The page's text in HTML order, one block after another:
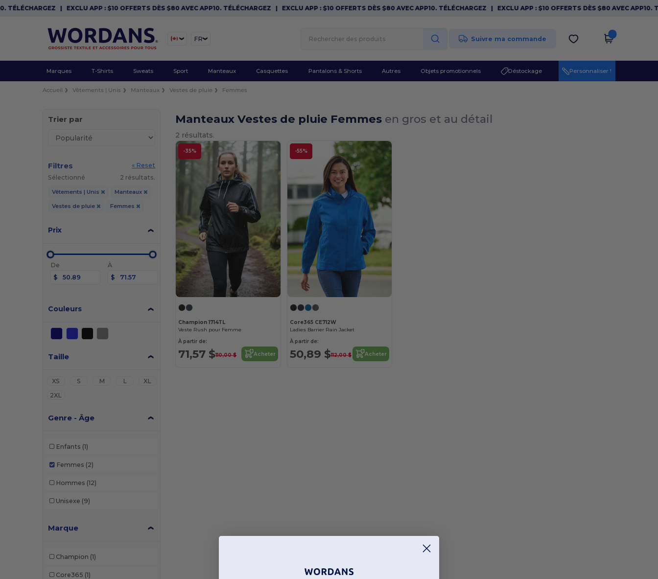
| EXCLU APP : $10 OFFERTS DÈS $80 AVEC APP10. TÉLÉCHARGEZ| EXCLU APP : $10 OFFERTS DÈS $80 AVEC APP10. TÉLÉCHARGEZ| EXCLU APP : $10 OFFERTS DÈS $80 AVEC APP10.
FR Suivre ma commande
Marques T-Shirts Sweats Sport Manteaux Casquettes Pantalons & Shorts Autres Objets promotionnels Déstockage Personnaliser !
Accueil Vêtements | Unis Manteaux Vestes de pluie Femmes
Trier par
Filtres
« Reset
Sélectionné
2 résultats.
Vêtements | Unis Manteaux
Vestes de pluie Femmes
Prix
De
$
À
$
Couleurs
Taille
XS S M L
XL
2XL
Genre - Âge
Enfants (1)
Femmes (2)
Hommes (12)
Unisexe (9)
Marque
Champion (1)
Core365 (1)
Manteaux Vestes de pluie Femmes en gros et au détail
2 résultats.
-35%
Champion 1714TL
Veste Rush pour Femme
À partir de:
71,57 $110,00 $ Acheter
-55%
Core365 CE712W
Ladies Barrier Rain Jacket
À partir de:
50,89 $112,00 $ Acheter